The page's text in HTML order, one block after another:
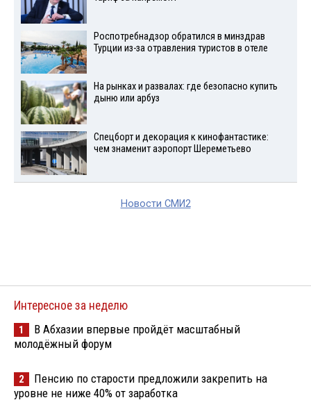
Роспотребнадзор обратился в минздрав
Турции из-за отравления туристов в отеле
На рынках и развалах: где безопасно купить
дыню или арбуз
Спецборт и декорация к кинофантастике:
чем знаменит аэропорт Шереметьево
Новости СМИ2
Интересное за неделю
1
В Абхазии впервые пройдёт масштабный
молодёжный форум
2
Пенсию по старости предложили закрепить на
уровне не ниже 40% от заработка